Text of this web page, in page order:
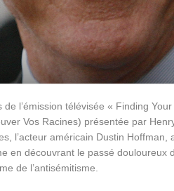
de l’émission télévisée « Finding
Vos Racines) présentée par
l’acteur américain Dustin Hoffman,
en découvrant le passé douloureux
de l’antisémitisme.